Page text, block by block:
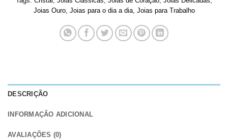
Joias Ouro, Joias para o dia a dia, Joias para Trabalho
DESCRIÇÃO
INFORMAÇÃO ADICIONAL
AVALIAÇÕES (0)